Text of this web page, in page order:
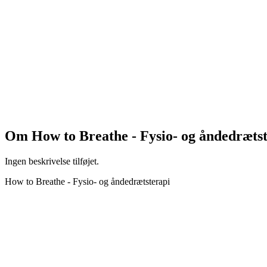
Om How to Breathe - Fysio- og
Ingen beskrivelse tilføjet.
How to Breathe - Fysio- og åndedrætsterapi